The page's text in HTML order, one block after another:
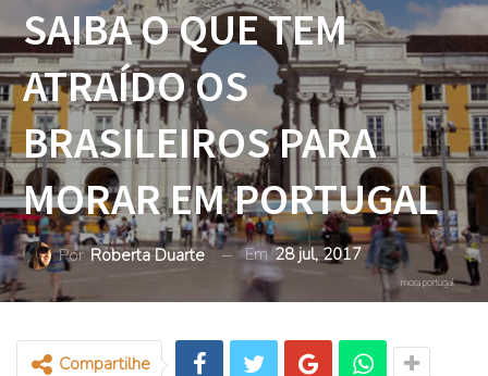
SAIBA O QUE TEM
ATRAÍDO OS
BRASILEIROS PARA
MORAR EM PORTUGAL
PorRoberta Duarte Em28 jul, 2017
mora portugal
Compartilhe